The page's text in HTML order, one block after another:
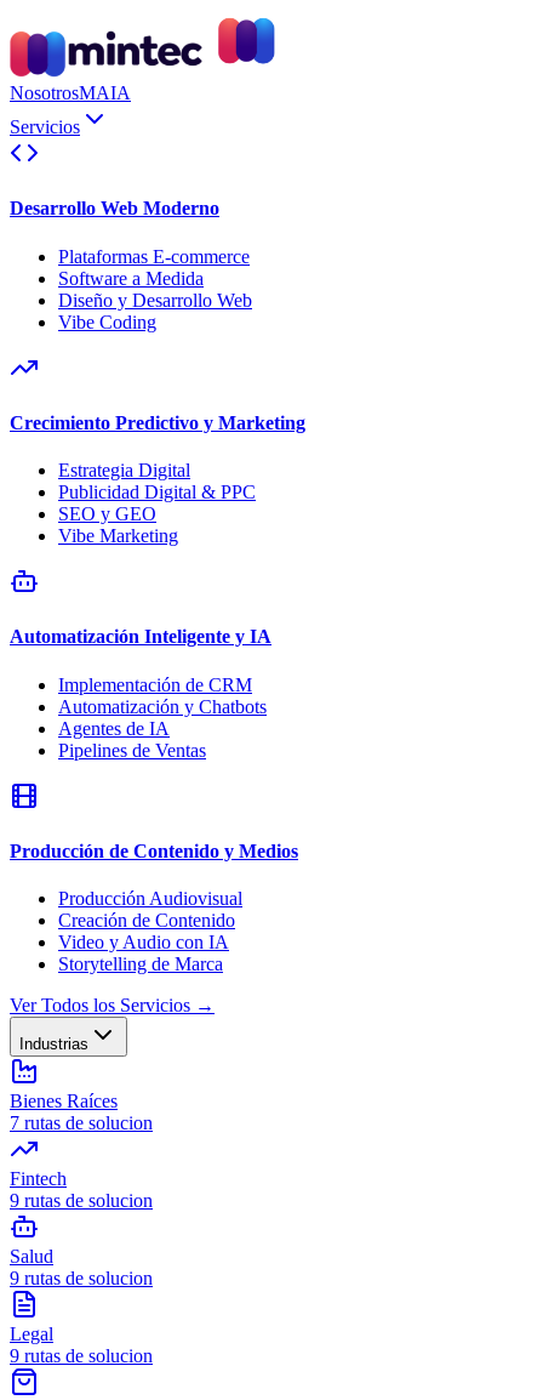
NosotrosMAIA
Servicios
Desarrollo Web Moderno
Plataformas E-commerce
Software a Medida
Diseño y Desarrollo Web
Vibe Coding
Crecimiento Predictivo y Marketing
Estrategia Digital
Publicidad Digital & PPC
SEO y GEO
Vibe Marketing
Automatización Inteligente y IA
Implementación de CRM
Automatización y Chatbots
Agentes de IA
Pipelines de Ventas
Producción de Contenido y Medios
Producción Audiovisual
Creación de Contenido
Video y Audio con IA
Storytelling de Marca
Ver Todos los Servicios →
Industrias
Bienes Raíces
7 rutas de solucion
Fintech
9 rutas de solucion
Salud
9 rutas de solucion
Legal
9 rutas de solucion